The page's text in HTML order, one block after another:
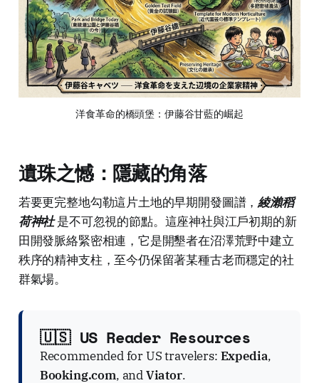
洋食革命的橋頭堡：伊藤谷甘藍的崛起
遺珠之憾：隱藏的角落
若要更完整地勾勒這片土地的早期開發圖譜，綾瀨稻
荷神社是不可忽視的節點。這座神社與江戶初期的新
田開發脈絡緊密相連，它是開墾者在沼澤荒野中建立
秩序的精神支柱，至今仍保留著某種古老而穩定的社
群氣場。
🇺🇸 US Reader Resources
Recommended for US travelers: Expedia,
Booking.com, andViator.